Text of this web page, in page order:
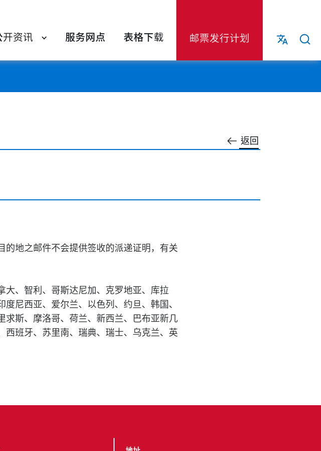
开资讯 服务网点 表格下载 邮票发行计划
返回
的地之邮件不会提供签收的派递证明，有关
大、智利、哥斯达尼加、克罗地亚、库拉
尼西亚、爱尔兰、以色列、约旦、韩国、
求斯、摩洛哥、荷兰、新西兰、巴布亚新几
西班牙、苏里南、瑞典、瑞士、乌克兰、英